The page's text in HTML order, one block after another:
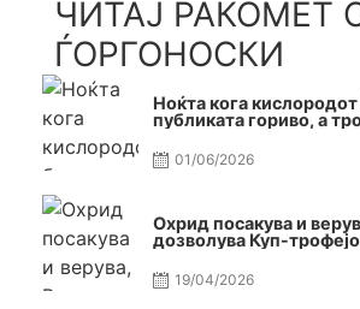
ЧИТАЈ РАКОМЕТ
ЃОРГОНОСКИ
Ноќта кога
публиката гориво, а
01/06/2026
Охрид посакува и
дозволува Куп-
19/04/2026